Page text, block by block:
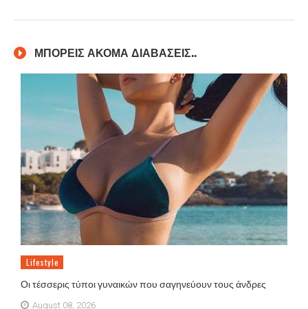
ΜΠΟΡΕΙΣ ΑΚΟΜΑ ΔΙΑΒΑΣΕΙΣ..
Lifestyle
Οι τέσσερις τύποι γυναικών που σαγηνεύουν τους άνδρες
August 08, 2026